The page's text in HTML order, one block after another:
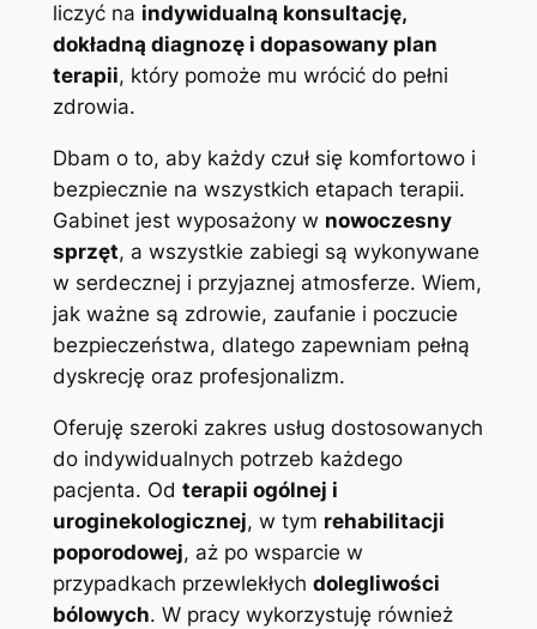
liczyć na indywidualną konsultację,
dokładną diagnozę i dopasowany plan
terapii, który pomoże mu wrócić do pełni
zdrowia.
Dbam o to, aby każdy czuł się komfortowo i
bezpiecznie na wszystkich etapach terapii.
Gabinet jest wyposażony w nowoczesny
sprzęt, a wszystkie zabiegi są wykonywane
w serdecznej i przyjaznej atmosferze. Wiem,
jak ważne są zdrowie, zaufanie i poczucie
bezpieczeństwa, dlatego zapewniam pełną
dyskrecję oraz profesjonalizm.
Oferuję szeroki zakres usług dostosowanych
do indywidualnych potrzeb każdego
pacjenta. Od terapii ogólnej i
uroginekologicznej, w tym rehabilitacji
poporodowej, aż po wsparcie w
przypadkach przewlekłych dolegliwości
bólowych. W pracy wykorzystuję również